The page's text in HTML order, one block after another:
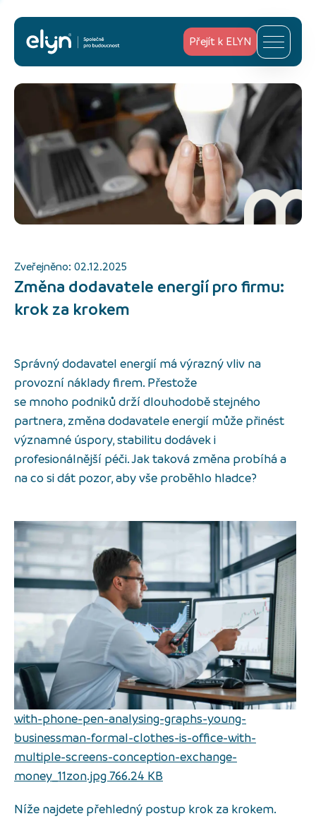
Přejít k ELYN
Změna dodavatele energií pro firmu:
krok za krokem
Zveřejněno: 02.12.2025
Správný dodavatel energií má výrazný vliv na
provozní náklady firem. Přestože
se mnoho podniků drží dlouhodobě stejného
partnera, změna dodavatele energií může přinést
významné úspory, stabilitu dodávek i
profesionálnější péči. Jak taková změna probíhá a
na co si dát pozor, aby vše proběhlo hladce?
with-phone-pen-analysing-graphs-young-
businessman-formal-clothes-is-office-with-
multiple-screens-conception-exchange-
money_11zon.jpg 766.24 KB
Níže najdete přehledný postup krok za krokem.